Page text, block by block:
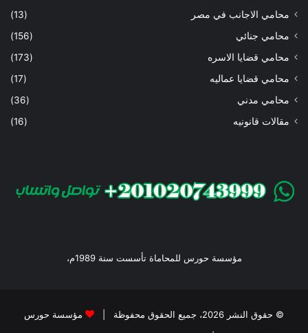
محامي الاجانب في مصر
(13)
محامي جنائي
(156)
محامي قضايا الاسره
(173)
محامي قضايا عماليه
(17)
محامي مدني
(36)
مقالات قانونيه
(16)
مؤسسة حورس للمحاماة تأسست سنة 1989م،
© حقوق النشر 2026، جميع الحقوق محفوظة |
مؤسسة حورس